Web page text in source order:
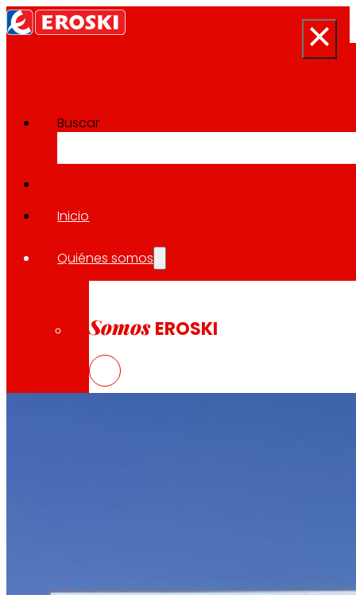
Buscar
Inicio
Quiénes somos
Somos EROSKI
Sala de prensa
Volver a todas las noticias
27.07.2023
EROSKI inaugura un nuevo